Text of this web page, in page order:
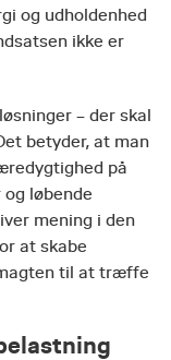
og udholdenhed
ikke er
– der skal
betyder, at man
på
løbende
mening i den
at skabe
til at træffe